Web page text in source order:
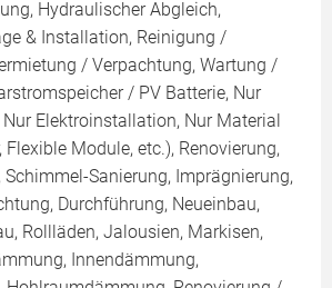
Hydraulischer Abgleich,
& Installation, Reinigung /
/ Verpachtung, Wartung /
/ PV Batterie, Nur
Elektroinstallation, Nur Material
Flexible Module, etc.), Renovierung,
Schimmel-Sanierung, Imprägnierung,
Durchführung, Neueinbau,
Rollläden, Jalousien, Markisen,
Innendämmung,